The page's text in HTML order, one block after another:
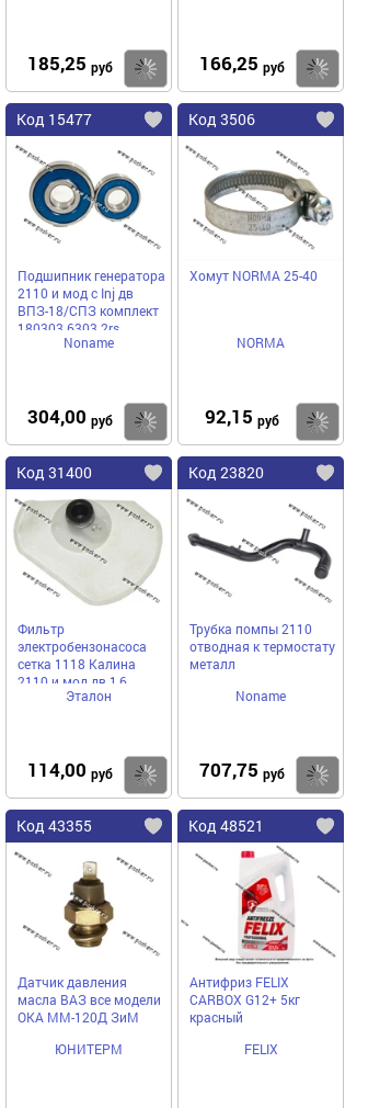
185,25 руб Купить
166,25 руб
Код 15477
Подшипник генератора
2110 и мод с Inj дв
ВПЗ-18/СПЗ комплект
180303 6303 2rs
/180202 6202 2rs на ген
Noname
304,00 руб Купить
Код 3506
Хомут NORMA 25-40
NORMA
92,15 руб
Код 31400
Фильтр
электробензонасоса
сетка 1118 Калина
2110 и мод дв 1,6
Эталон
114,00 руб Купить
Код 23820
Трубка помпы 2110
отводная к термостату
металл
Noname
707,75 руб
Код 43355
Датчик давления
масла ВАЗ все модели
ОКА ММ-120Д ЗиМ
ЮНИТЕРМ
Код 48521
Антифриз FELIX
CARBOX G12+ 5кг
красный
FELIX